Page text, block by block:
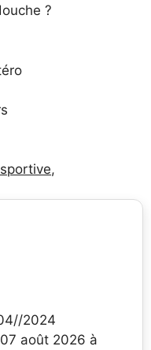
?
,
2024
août 2026 à